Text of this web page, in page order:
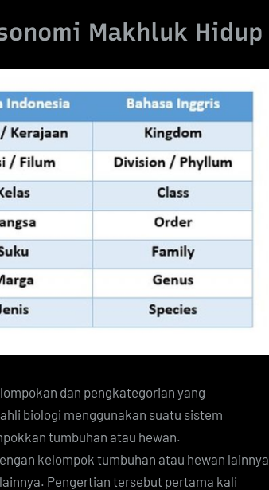
Makhluk Hidup
dan pengkategorian yang
biologi menggunakan suatu sistem
tumbuhan atau hewan.
kelompok tumbuhan atau hewan lainnya
Pengertian tersebut pertama kali